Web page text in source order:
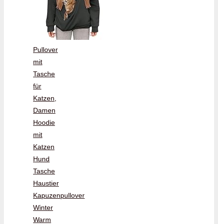
Pullover
mit
Tasche
für
Katzen,
Damen
Hoodie
mit
Katzen
Hund
Tasche
Haustier
Kapuzenpullover
Winter
Warm